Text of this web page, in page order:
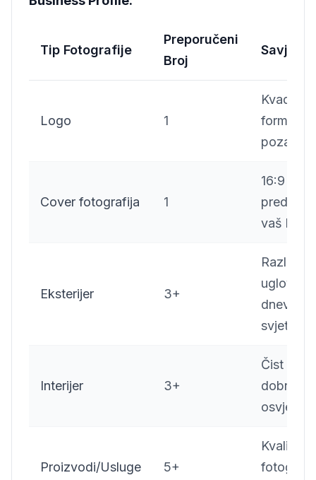
Tip Fotografije
Preporučeni
Broj
Savjet
Logo 1
Kvadratni
format,
pozadina
Cover fotografija 1
16:9
vaš
Eksterijer 3+
Različiti
uglovi,
dnevno
svjetlo
Interijer 3+
Čist
dobro
Proizvodi/Usluge 5+